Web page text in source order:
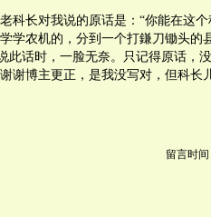
科长对我说的原话是：“你能在这
学农机的，分到一个打鎌刀锄头的
此话时，一脸无奈。只记得原话，
谢博主更正，是我没写对，但科长
留言时间